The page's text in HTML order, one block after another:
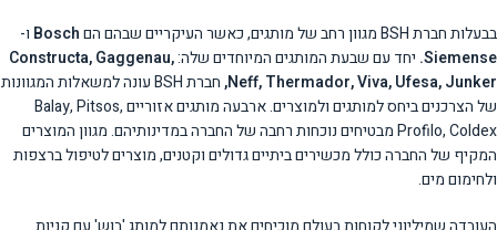
בבעלות חברת BSH מגוון רחב של מותגים, כאשר העיקריים שבהם הם
Bosch ו-
Siemense. יחד עם שבעת המותגים המיוחדים שלה:Constructa, Gaggenau,
Neff, Thermador, Viva, Ufesa, Junker,
חברת BSH עונה למשאלות המגוונות
של הצרכנים ביחס למותגים ולמוצרים. ארבעה מותגים אזוריים Balay, Pitsos,
Profilo, Coldex מבטיחים נוכחות רחבה של החברה במדינותיהם. מגוון המוצרים
המקיף של החברה כולל מכשירים ביתיים גדולים וקטנים, מוצרים לטיפול ברצפות
ולחימום מים.